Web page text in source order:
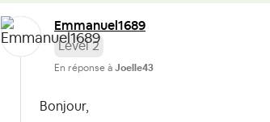
Emmanuel1689
Level 2
En réponse à Joelle43
Bonjour,